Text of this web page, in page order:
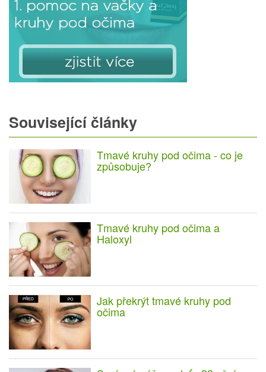
Související články
Tmavé kruhy pod očima - co je
způsobuje?
Tmavé kruhy pod očima a
Haloxyl
Jak překrýt tmavé kruhy pod
očima